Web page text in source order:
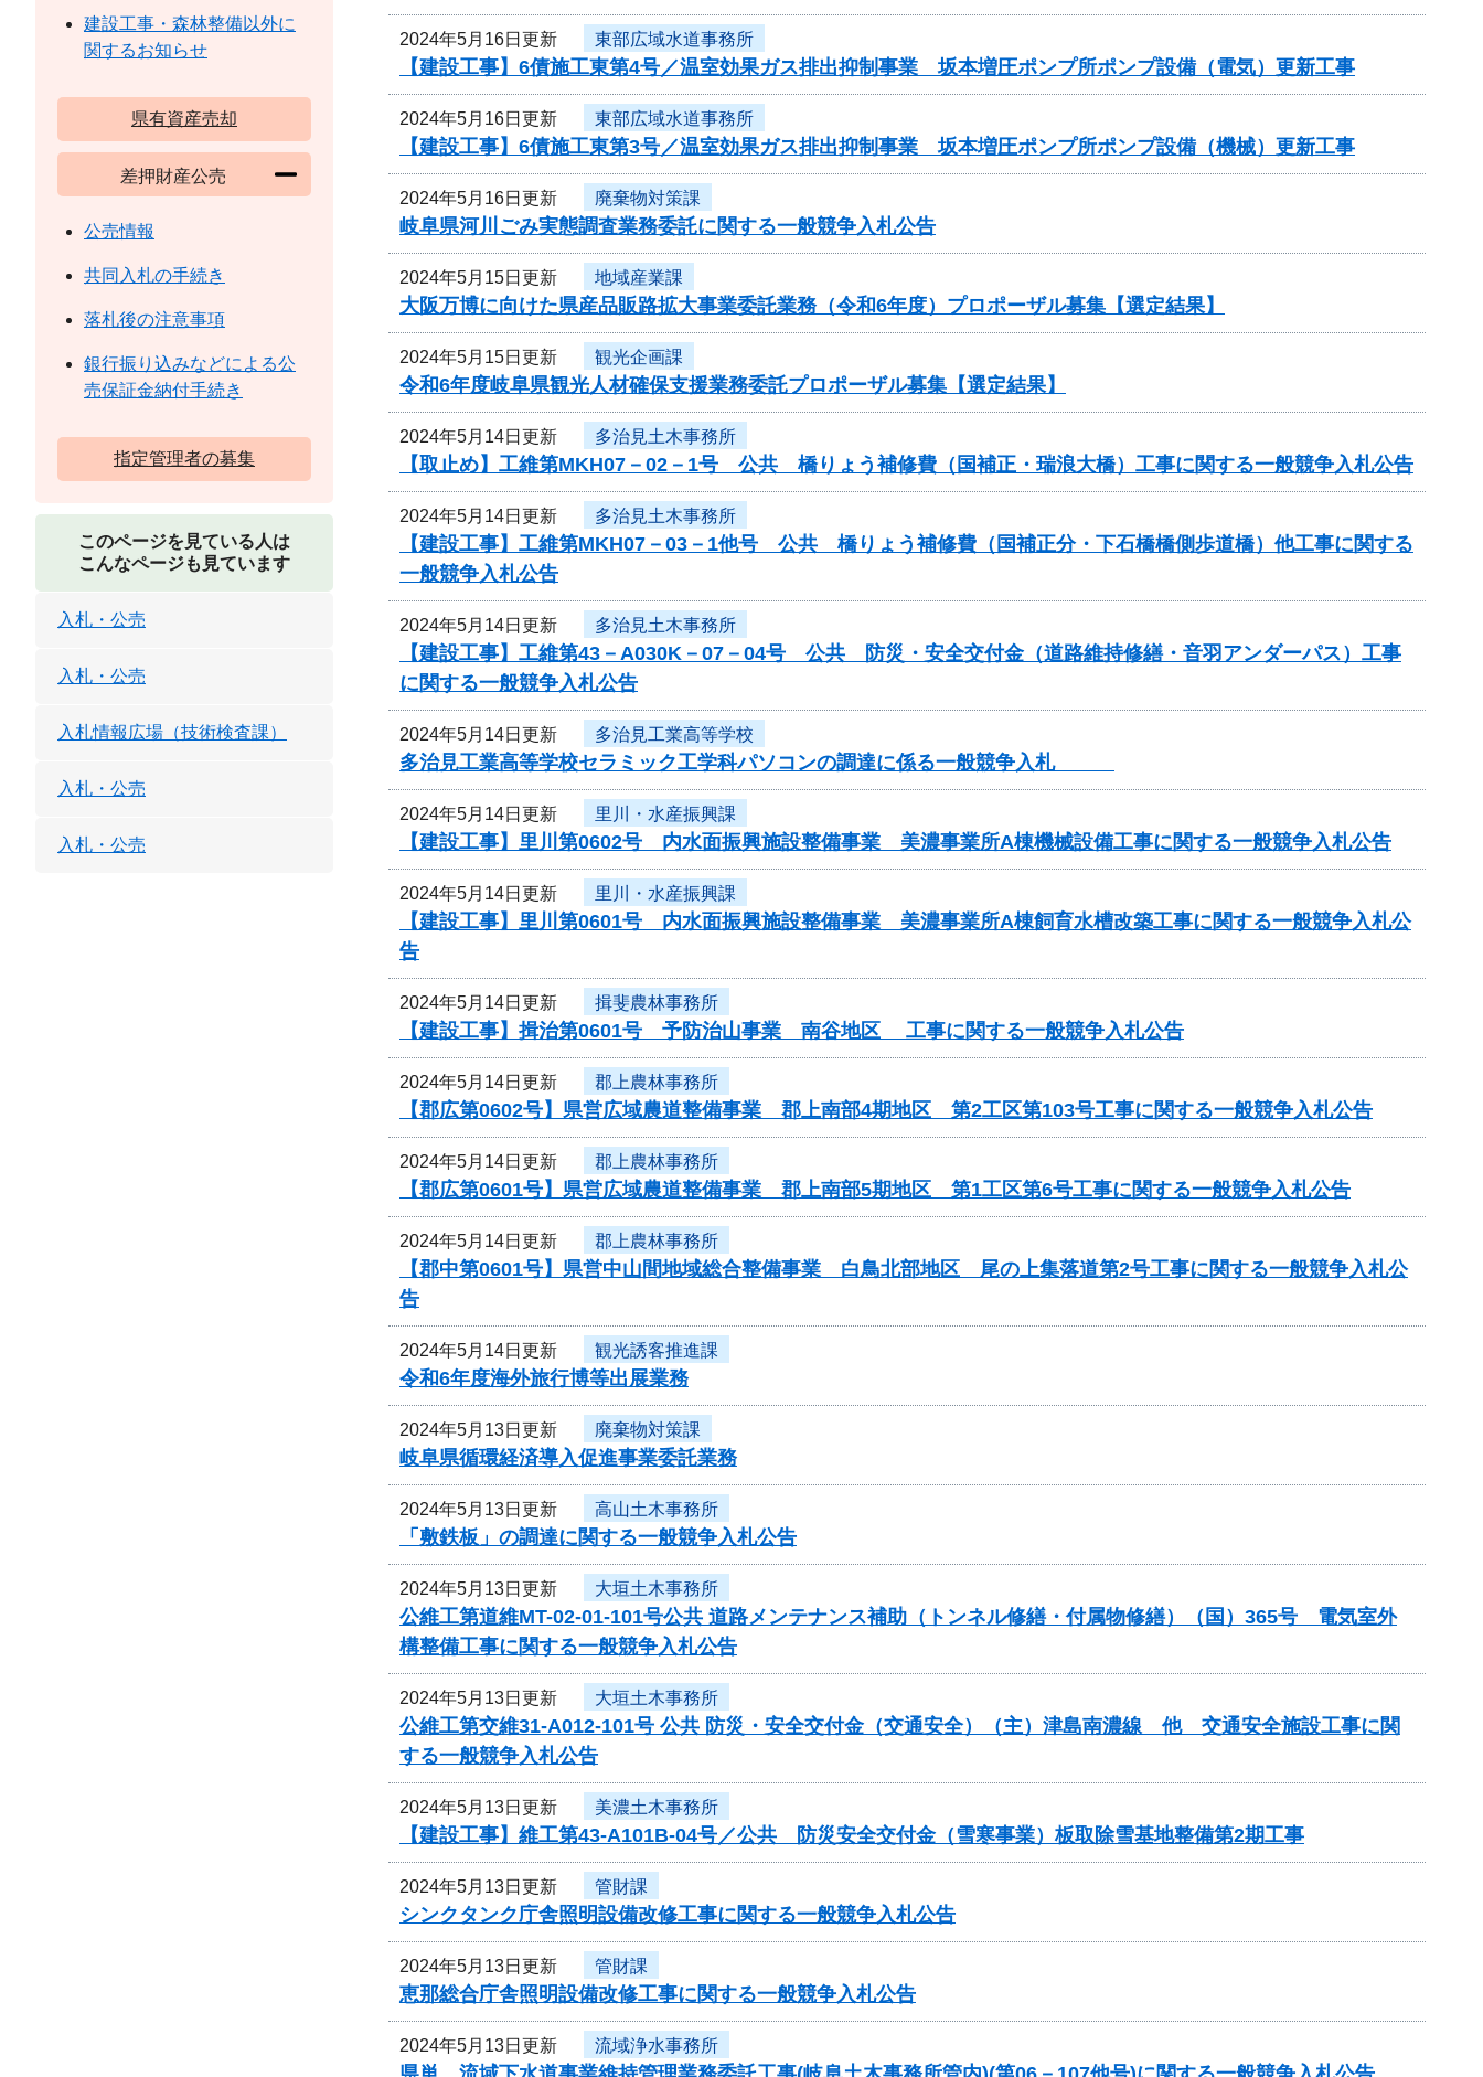
2024年5月16日更新 東部広域水道事務所
【建設工事】6債施工東第4号／温室効果ガス排出抑制事業 坂本増圧ポンプ所ポンプ設備（電気）更新工事
2024年5月16日更新 東部広域水道事務所
【建設工事】6債施工東第3号／温室効果ガス排出抑制事業 坂本増圧ポンプ所ポンプ設備（機械）更新工事
2024年5月16日更新 廃棄物対策課
岐阜県河川ごみ実態調査業務委託に関する一般競争入札公告
2024年5月15日更新 地域産業課
大阪万博に向けた県産品販路拡大事業委託業務（令和6年度）プロポーザル募集【選定結果】
2024年5月15日更新 観光企画課
令和6年度岐阜県観光人材確保支援業務委託プロポーザル募集【選定結果】
2024年5月14日更新 多治見土木事務所
【取止め】工維第MKH07－02－1号 公共 橋りょう補修費（国補正・瑞浪大橋）工事に関する一般競争入札公告
2024年5月14日更新 多治見土木事務所
【建設工事】工維第MKH07－03－1他号 公共 橋りょう補修費（国補正分・下石橋橋側歩道橋）他工事に関する
一般競争入札公告
2024年5月14日更新 多治見土木事務所
【建設工事】工維第43－A030K－07－04号 公共 防災・安全交付金（道路維持修繕・音羽アンダーパス）工事
に関する一般競争入札公告
2024年5月14日更新 多治見工業高等学校
多治見工業高等学校セラミック工学科パソコンの調達に係る一般競争入札
2024年5月14日更新 里川・水産振興課
【建設工事】里川第0602号 内水面振興施設整備事業 美濃事業所A棟機械設備工事に関する一般競争入札公告
2024年5月14日更新 里川・水産振興課
【建設工事】里川第0601号 内水面振興施設整備事業 美濃事業所A棟飼育水槽改築工事に関する一般競争入札公
告
2024年5月14日更新 揖斐農林事務所
【建設工事】揖治第0601号 予防治山事業 南谷地区 工事に関する一般競争入札公告
2024年5月14日更新 郡上農林事務所
【郡広第0602号】県営広域農道整備事業 郡上南部4期地区 第2工区第103号工事に関する一般競争入札公告
2024年5月14日更新 郡上農林事務所
【郡広第0601号】県営広域農道整備事業 郡上南部5期地区 第1工区第6号工事に関する一般競争入札公告
2024年5月14日更新 郡上農林事務所
【郡中第0601号】県営中山間地域総合整備事業 白鳥北部地区 尾の上集落道第2号工事に関する一般競争入札公
告
2024年5月14日更新 観光誘客推進課
令和6年度海外旅行博等出展業務
2024年5月13日更新 廃棄物対策課
岐阜県循環経済導入促進事業委託業務
2024年5月13日更新 高山土木事務所
「敷鉄板」の調達に関する一般競争入札公告
2024年5月13日更新 大垣土木事務所
公維工第道維MT-02-01-101号公共 道路メンテナンス補助（トンネル修繕・付属物修繕）（国）365号 電気室外
構整備工事に関する一般競争入札公告
2024年5月13日更新 大垣土木事務所
公維工第交維31-A012-101号 公共 防災・安全交付金（交通安全）（主）津島南濃線 他 交通安全施設工事に関
する一般競争入札公告
2024年5月13日更新 美濃土木事務所
【建設工事】維工第43-A101B-04号／公共 防災安全交付金（雪寒事業）板取除雪基地整備第2期工事
2024年5月13日更新 管財課
シンクタンク庁舎照明設備改修工事に関する一般競争入札公告
2024年5月13日更新 管財課
恵那総合庁舎照明設備改修工事に関する一般競争入札公告
2024年5月13日更新 流域浄水事務所
建設工事・森林整備以外に
関するお知らせ
県有資産売却
差押財産公売
公売情報
共同入札の手続き
落札後の注意事項
銀行振り込みなどによる公
売保証金納付手続き
指定管理者の募集
このページを見ている人は
こんなページも見ています
入札・公売
入札・公売
入札情報広場（技術検査課）
入札・公売
入札・公売